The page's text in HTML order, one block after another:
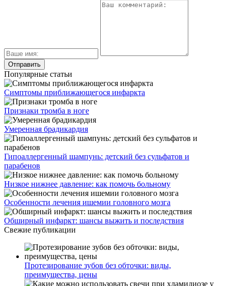
Популярные статьи
Симптомы приближающегося инфаркта
Признаки тромба в ноге
Умеренная брадикардия
Гипоаллергенный шампунь: детский без сульфатов и
парабенов
Низкое нижнее давление: как помочь больному
Особенности лечения ишемии головного мозга
Обширный инфаркт: шансы выжить и последствия
Свежие публикации
Протезирование зубов без обточки: виды,
преимущества, цены